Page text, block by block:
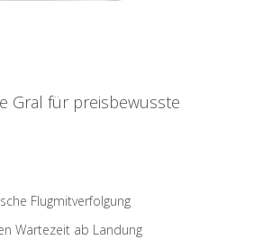
Gral für preisbewusste
Flugmitverfolgung
Wartezeit ab Landung